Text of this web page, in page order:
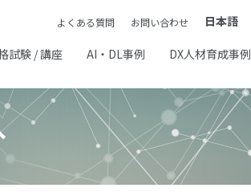
よくある質問 お問い合わせ 日本語
試験 / 講座 AI・DL事例 DX人材育成事例